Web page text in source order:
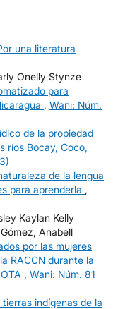
una literatura
Onelly Stynze
para
, Wani: Núm.
de la propiedad
ríos Bocay, Coco,
de la lengua
para aprenderla ,
Kaylan Kelly
Anabell
por las mujeres
RACCN durante la
, Wani: Núm. 81
indígenas de la